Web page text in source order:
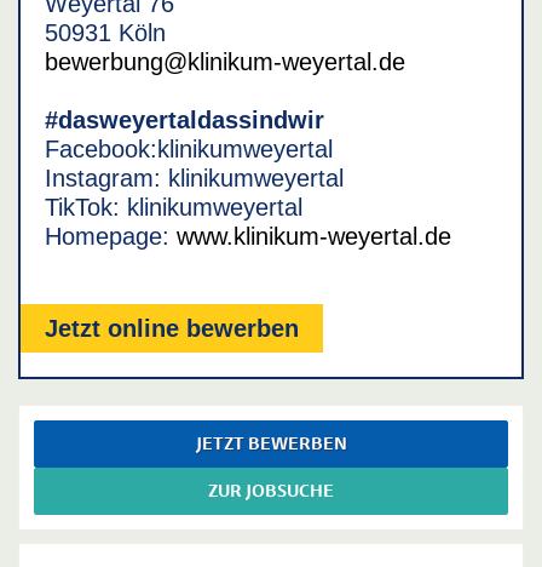
50931 Köln
bewerbung@klinikum-weyertal.de
#dasweyertaldassindwir
Facebook:klinikumweyertal
Instagram: klinikumweyertal
TikTok: klinikumweyertal
Homepage: www.klinikum-weyertal.de
Jetzt online bewerben
JETZT BEWERBEN
ZUR JOBSUCHE